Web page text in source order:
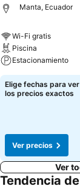
Manta, Ecuador
Wi-Fi gratis
Piscina
Estacionamiento
Elige fechas para ver
los precios exactos
Ver precios
Ver
Tendencia